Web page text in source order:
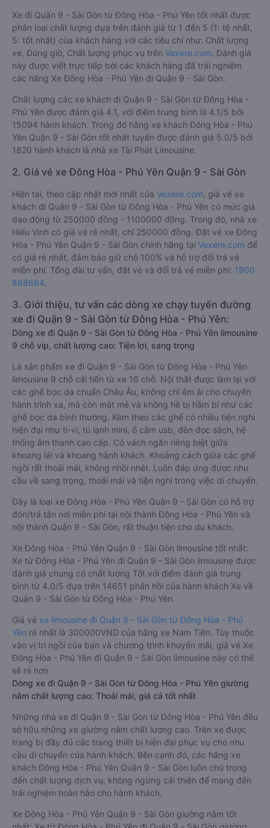
Xe đi Quận 9 - Sài Gòn từ Đông Hòa - Phú Yên tốt nhất được
phân loại chất lượng dựa trên đánh giá từ 1 đến 5 (1: tệ nhất,
5: tốt nhất) của khách hàng với các tiêu chí như: Chất lượng
xe, Đúng giờ, Chất lượng phục vụ trên Vexere.com. Đánh giá
này được viết trực tiếp bởi các khách hàng đã trải nghiệm
các hãng Xe Đông Hòa - Phú Yên đi Quận 9 - Sài Gòn.
Chất lượng các xe khách đi Quận 9 - Sài Gòn từ Đông Hòa -
Phú Yên được đánh giá 4.1, với điểm trung bình là 4.1/5 bởi
15094 hành khách. Trong đó hãng xe khách Đông Hòa - Phú
Yên Quận 9 - Sài Gòn tốt nhất tuyến được đánh giá 5.0/5 bởi
1820 hành khách là nhà xe Tài Phát Limousine.
2. Giá vé xe Đông Hòa - Phú Yên Quận 9 - Sài Gòn
Hiện tại, theo cập nhật mới nhất của Vexere.com , giá vé xe
khách đi Quận 9 - Sài Gòn từ Đông Hòa - Phú Yên có mức giá
dao động từ 250000 đồng - 1100000 đồng. Trong đó, nhà xe
Hiếu Vinh có giá vé rẻ nhất, chỉ 250000 đồng. Đặt vé xe Đông
Hòa - Phú Yên Quận 9 - Sài Gòn chính hãng tại Vexere.com để
có giá rẻ nhất, đảm bảo giữ chỗ 100% và hỗ trợ đổi trả vé
miễn phí. Tổng đài tư vấn, đặt vé và đổi trả vé miễn phí: 1900
888684.
3. Giới thiệu, tư vấn các dòng xe chạy tuyến đường
xe đi Quận 9 - Sài Gòn từ Đông Hòa - Phú Yên:
Dòng xe đi Quận 9 - Sài Gòn từ Đông Hòa - Phú Yên limousine
9 chỗ vip, chất lượng cao: Tiện lợi, sang trọng
Là sản phẩm xe đi Quận 9 - Sài Gòn từ Đông Hòa - Phú Yên
limousine 9 chỗ cải tiến từ xe 16 chỗ. Nội thất được làm lại với
các ghế bọc da chuẩn Châu Âu, không chỉ êm ái cho chuyến
hành trình xa, mà còn mát mẻ và không hề bị hầm bí như các
ghế bọc da bình thường. Kèm theo các ghế có nhiều tiện nghi
hiện đại như ti-vi, tủ lạnh mini, ổ cắm usb, đèn đọc sách, hệ
thống âm thanh cao cấp. Có vách ngăn riêng biệt giữa
khoang lái và khoang hành khách. Khoảng cách giữa các ghế
ngồi rất thoải mái, không nhồi nhét. Luôn đáp ứng được nhu
cầu về sang trọng, thoải mái và tiện nghi trong việc di chuyển.
Đây là loại xe Đông Hòa - Phú Yên Quận 9 - Sài Gòn có hỗ trợ
đón/trả tận nơi miễn phí tại nội thành Đông Hòa - Phú Yên và
nội thành Quận 9 - Sài Gòn, rất thuận tiện cho du khách.
Xe Đông Hòa - Phú Yên Quận 9 - Sài Gòn limousine tốt nhất:
Xe từ Đông Hòa - Phú Yên đi Quận 9 - Sài Gòn limousine được
đánh giá chung có chất lượng Tốt với điểm đánh giá trung
bình từ 4.0/5 dựa trên 14651 phản hồi của hành khách Xe về
Quận 9 - Sài Gòn từ Đông Hòa - Phú Yên.
Giá vé xe limousine đi Quận 9 - Sài Gòn từ Đông Hòa - Phú
Yên rẻ nhất là 300000VND của hãng xe Nam Tiên. Tùy thuộc
vào vị trí ngồi của bạn và chương trình khuyến mãi, giá vé Xe
Đông Hòa - Phú Yên đi Quận 9 - Sài Gòn limousine này có thể
sẽ rẻ hơn
Dòng xe đi Quận 9 - Sài Gòn từ Đông Hòa - Phú Yên giường
nằm chất lượng cao: Thoải mái, giá cả tốt nhất
Những nhà xe đi Quận 9 - Sài Gòn từ Đông Hòa - Phú Yên đều
sở hữu những xe giường nằm chất lượng cao. Trên xe được
trang bị đầy đủ các trang thiết bị hiện đại phục vụ cho nhu
cầu di chuyển của hành khách. Bên cạnh đó, các hãng xe
khách Đông Hòa - Phú Yên Quận 9 - Sài Gòn luôn chú trọng
đến chất lượng dịch vụ, không ngừng cải thiện để mang đến
trải nghiệm hoàn hảo cho hành khách.
Xe Đông Hòa - Phú Yên Quận 9 - Sài Gòn giường nằm tốt